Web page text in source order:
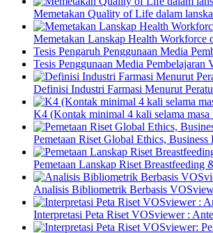
Memetakan Quality of Life dalam
Memetakan Lanskap Health Workforce
Tesis Pengaruh Penggunaan Media
Tesis Penggunaan Media
Definisi Industri Farmasi Menurut
K4 (Kontak minimal 4 kali selama masa
Pemetaan Riset Global Ethics,
Pemetaan Lanskap Riset
Analisis Bibliometrik Berbasis
Interpretasi Peta Riset VOSviewer :